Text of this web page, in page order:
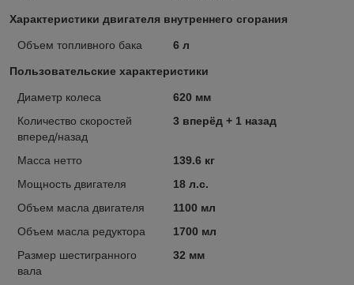
Характеристики двигателя внутреннего сгорания
Объем топливного бака 6 л
Пользовательские характеристики
Диаметр колеса
620 мм
Количество скоростей
вперед/назад
3 вперёд + 1 назад
Масса нетто
139.6 кг
Мощность двигателя
18 л.с.
Объем масла двигателя
1100 мл
Объем масла редуктора
1700 мл
Размер шестигранного
вала
32 мм